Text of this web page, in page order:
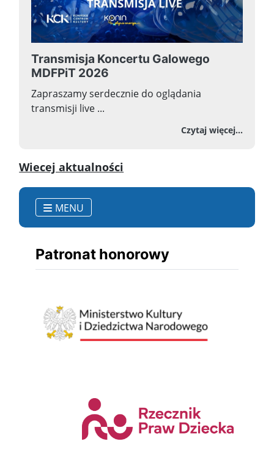
MENU
Patronat honorowy
Transmisja Koncertu Galowego
MDFPiT 2026
Zapraszamy serdecznie do oglądania
transmisji live ...
Czytaj więcej...o
Wiecej aktualności